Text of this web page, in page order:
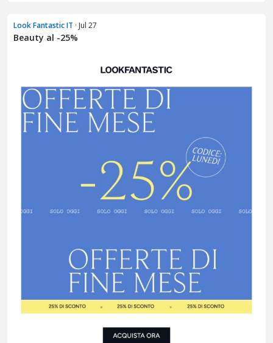
Look Fantastic IT · Jul 27
Beauty al -25%